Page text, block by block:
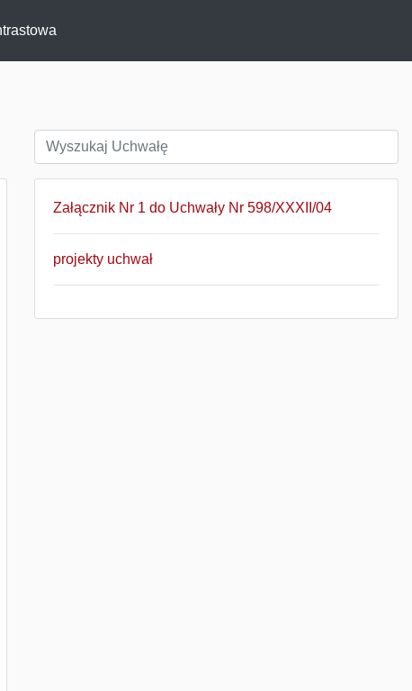
Załącznik Nr 1 do Uchwały Nr 598/XXXII/04
projekty uchwał